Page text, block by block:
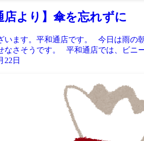
店より】傘を忘れずに
います。平和通店です。 今日は雨の
なさそうです。 平和通店では、ビニ
22日